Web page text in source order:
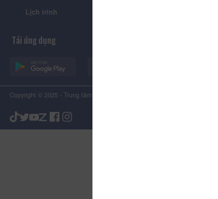
Lịch trình
Tải ứng dụng
Copyright © 2025 - Trung tâm Xúc tiến Du lịch Tỉnh Lâm Đồng